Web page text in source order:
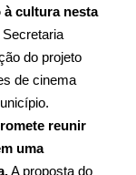
à cultura nesta
do projeto
de cinema
reunir
uma
A proposta do